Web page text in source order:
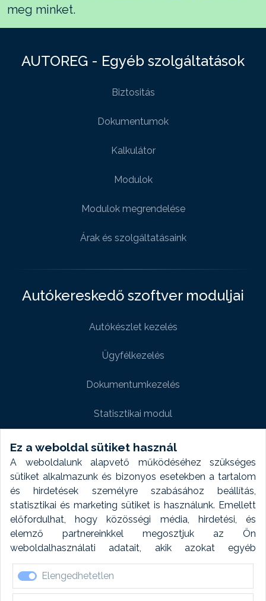
Ez a weboldal sütiket használ
A weboldalunk alapvető működéséhez szükséges
sütiket alkalmazunk és bizonyos esetekben a tartalom
és hirdetések személyre szabásához beállítás,
statisztikai és marketing sütiket is használunk. Emellett
előfordulhat, hogy közösségi média, hirdetési, és
elemző partnereinkkel megosztjuk az Ön
weboldalhasználati adatait, akik azokat egyéb
forrásokból gyűjtött adatokkal kombinálhatják. A sütik
elfogadásával kapcsolatosan naplózást végzünk és
ezen adatokat 6 hónap után automatikusan töröljük. A
Elengedhetetlen
meg minket.
AUTOREG - Egyéb szolgáltatások
Biztositás
Dokumentumok
Kalkulátor
Modulok
Modulok megrendelése
Árak és szolgáltatásaink
Autókereskedő szoftver moduljai
Autókészlet kezelés
Ügyfélkezelés
Dokumentumkezelés
Statisztikai modul
Weboldal modul
Fényképtár extra modul
Autómosó modul
Feladatütemezés